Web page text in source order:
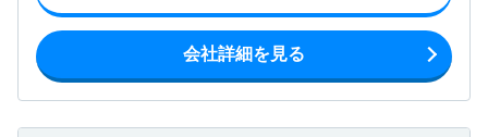
会社詳細を見る